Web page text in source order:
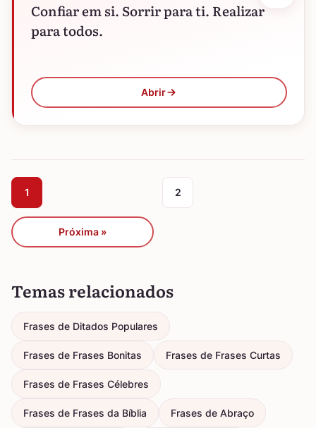
Confiar em si. Sorrir para ti. Realizar
para todos.
Abrir
1 2
Próxima »
Temas relacionados
Frases de Ditados Populares
Frases de Frases Bonitas Frases de Frases Curtas
Frases de Frases Célebres
Frases de Frases da Bíblia Frases de Abraço